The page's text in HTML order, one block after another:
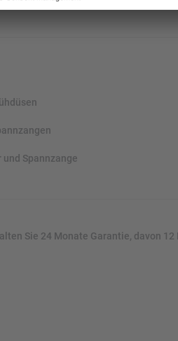
Spannzange
Sie 24 Monate Garantie, davon